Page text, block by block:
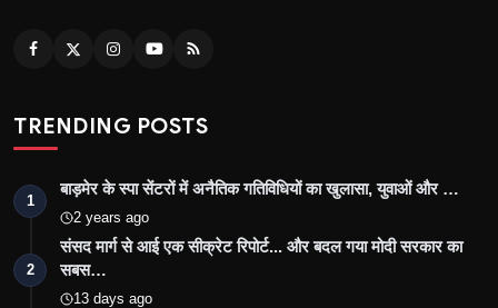
TRENDING POSTS
1
बाड़मेर के स्पा सेंटरों में अनैतिक गतिविधियों का खुलासा, युवाओं और …
2 years ago
2
संसद मार्ग से आई एक सीक्रेट रिपोर्ट... और बदल गया मोदी सरकार का
सबस…
13 days ago